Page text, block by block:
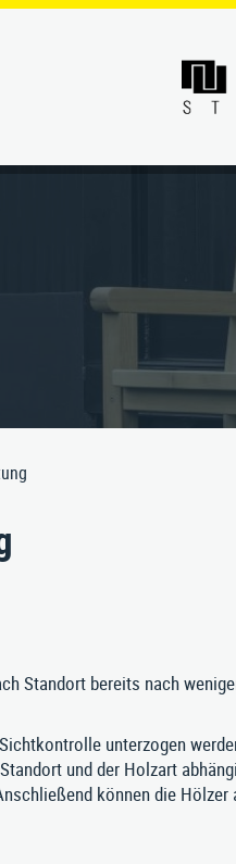
Lehnhilfe-Stehsitz
Pflanztröge
Max-Eyth-Straße 33, D-71364
Standort bereits nach
unterzogen
und der Holzart
können die